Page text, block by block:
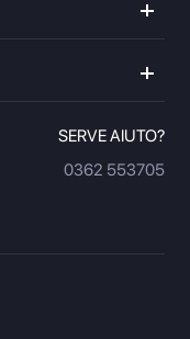
SERVE AIUTO?
0362 553705